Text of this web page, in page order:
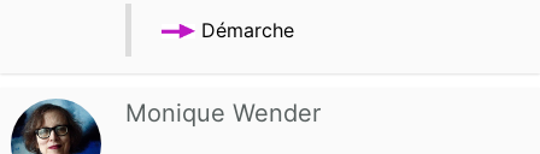
Démarche
Monique Wender